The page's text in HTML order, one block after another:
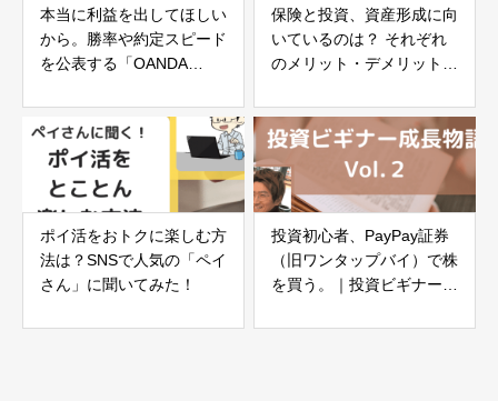
本当に利益を出してほしい
から。勝率や約定スピード
を公表する「OANDA
義
保険と投資、資産形成に向
いているのは？ それぞれ
のメリット・デメリットを
ポイ活をおトクに楽しむ方
法は？SNSで人気の「ペイ
さん」に聞いてみた！
投資初心者、PayPay証券
（旧ワンタップバイ）で株
を買う。｜投資ビギナー成